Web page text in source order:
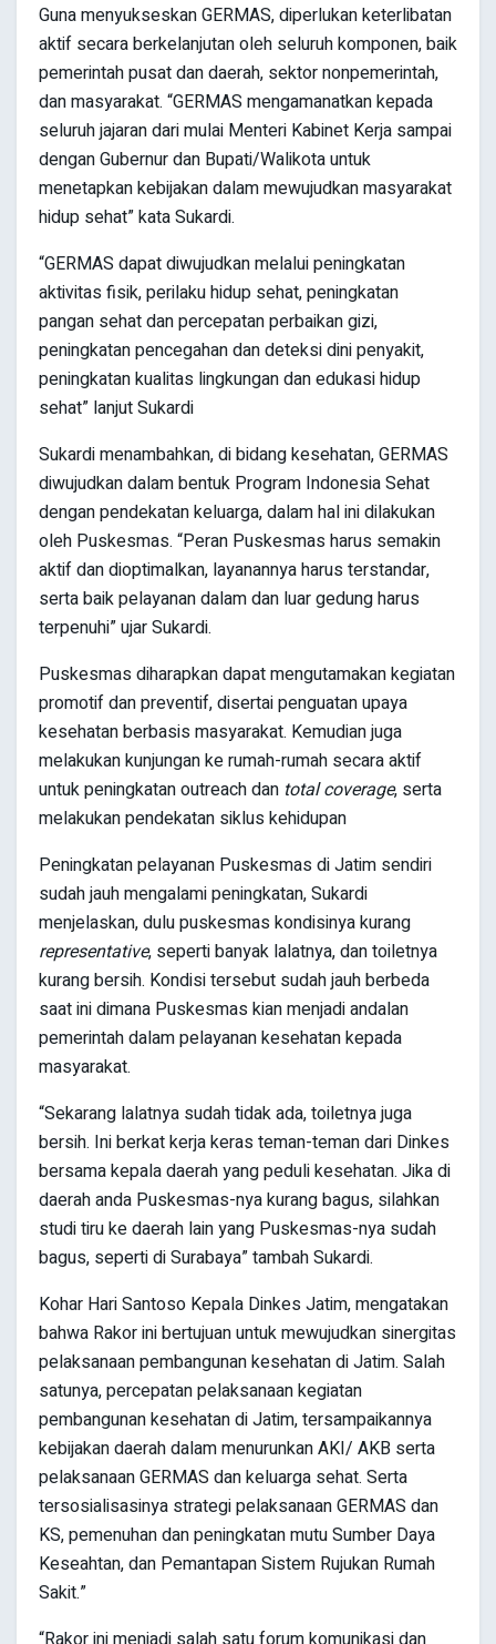
Guna menyukseskan GERMAS, diperlukan keterlibatan
aktif secara berkelanjutan oleh seluruh komponen, baik
pemerintah pusat dan daerah, sektor nonpemerintah,
dan masyarakat. “GERMAS mengamanatkan kepada
seluruh jajaran dari mulai Menteri Kabinet Kerja sampai
dengan Gubernur dan Bupati/Walikota untuk
menetapkan kebijakan dalam mewujudkan masyarakat
hidup sehat” kata Sukardi.
“GERMAS dapat diwujudkan melalui peningkatan
aktivitas fisik, perilaku hidup sehat, peningkatan
pangan sehat dan percepatan perbaikan gizi,
peningkatan pencegahan dan deteksi dini penyakit,
peningkatan kualitas lingkungan dan edukasi hidup
sehat” lanjut Sukardi
Sukardi menambahkan, di bidang kesehatan, GERMAS
diwujudkan dalam bentuk Program Indonesia Sehat
dengan pendekatan keluarga, dalam hal ini dilakukan
oleh Puskesmas. “Peran Puskesmas harus semakin
aktif dan dioptimalkan, layanannya harus terstandar,
serta baik pelayanan dalam dan luar gedung harus
terpenuhi” ujar Sukardi.
Puskesmas diharapkan dapat mengutamakan kegiatan
promotif dan preventif, disertai penguatan upaya
kesehatan berbasis masyarakat. Kemudian juga
melakukan kunjungan ke rumah-rumah secara aktif
untuk peningkatan outreach dan total coverage, serta
melakukan pendekatan siklus kehidupan
Peningkatan pelayanan Puskesmas di Jatim sendiri
sudah jauh mengalami peningkatan, Sukardi
menjelaskan, dulu puskesmas kondisinya kurang
representative, seperti banyak lalatnya, dan toiletnya
kurang bersih. Kondisi tersebut sudah jauh berbeda
saat ini dimana Puskesmas kian menjadi andalan
pemerintah dalam pelayanan kesehatan kepada
masyarakat.
“Sekarang lalatnya sudah tidak ada, toiletnya juga
bersih. Ini berkat kerja keras teman-teman dari Dinkes
bersama kepala daerah yang peduli kesehatan. Jika di
daerah anda Puskesmas-nya kurang bagus, silahkan
studi tiru ke daerah lain yang Puskesmas-nya sudah
bagus, seperti di Surabaya” tambah Sukardi.
Kohar Hari Santoso Kepala Dinkes Jatim, mengatakan
bahwa Rakor ini bertujuan untuk mewujudkan sinergitas
pelaksanaan pembangunan kesehatan di Jatim. Salah
satunya, percepatan pelaksanaan kegiatan
pembangunan kesehatan di Jatim, tersampaikannya
kebijakan daerah dalam menurunkan AKI/ AKB serta
pelaksanaan GERMAS dan keluarga sehat. Serta
tersosialisasinya strategi pelaksanaan GERMAS dan
KS, pemenuhan dan peningkatan mutu Sumber Daya
Keseahtan, dan Pemantapan Sistem Rujukan Rumah
Sakit.”